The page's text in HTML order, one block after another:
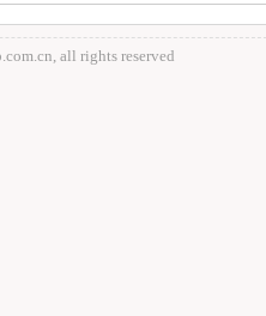
all rights reserved